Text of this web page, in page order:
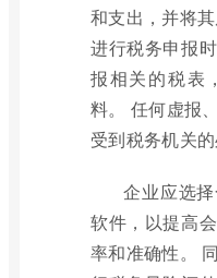
和支出，并将
进行税务申报
报相关的税表
料。 任何虚报
受到税务机关的
企业应选
软件，以提高
率和准确性。